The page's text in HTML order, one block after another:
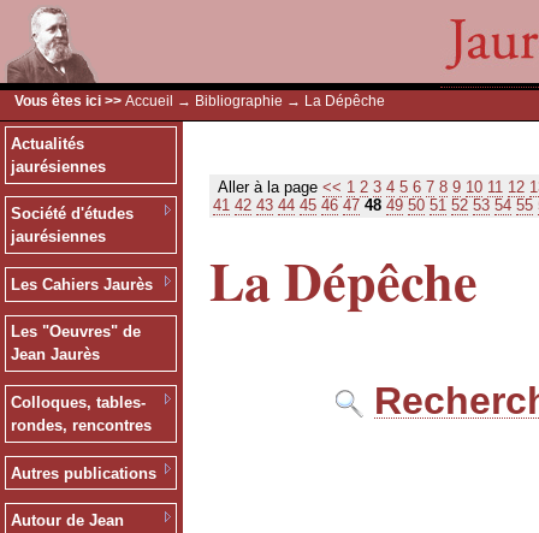
Vous êtes ici >> Accueil → Bibliographie → La Dépêche
Actualités
jaurésiennes
Société d'études
jaurésiennes
Les Cahiers Jaurès
Les "Oeuvres" de
Jean Jaurès
Colloques, tables-
rondes, rencontres
Autres publications
Autour de Jean
Aller à la page << 1 2 3 4 5 6 7 8 9 10 11 12
41 42 43 44 45 46 47 48 49 50 51 52 53 54 55
La Dépêche